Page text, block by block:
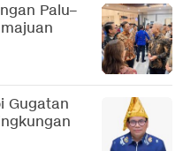
Palu–
Gugatan